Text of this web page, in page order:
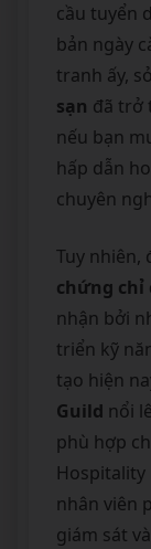
cầu tuyển
bản ngày
tranh ấy,
sạn đã trở
nếu bạn
hấp dẫn
chuyên
Tuy nhiên,
chứng chỉ
nhận bởi
triển kỹ
tạo hiện
Guild nổi
phù hợp
nhân viên
giám sát